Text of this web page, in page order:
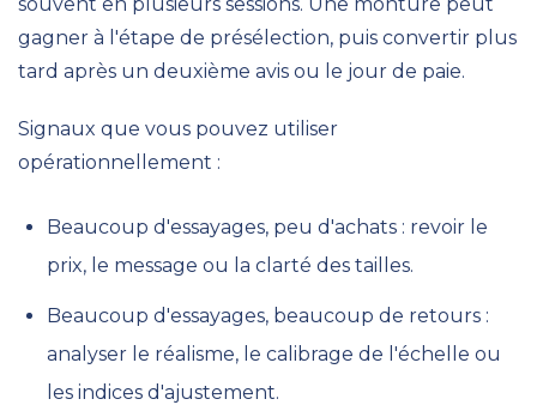
gagner à l'étape de présélection, puis convertir plus
tard après un deuxième avis ou le jour de paie.
Signaux que vous pouvez utiliser
opérationnellement :
Beaucoup d'essayages, peu d'achats : revoir le
prix, le message ou la clarté des tailles.
Beaucoup d'essayages, beaucoup de retours :
analyser le réalisme, le calibrage de l'échelle ou
les indices d'ajustement.